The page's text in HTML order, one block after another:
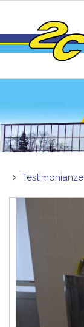
Testimonianze